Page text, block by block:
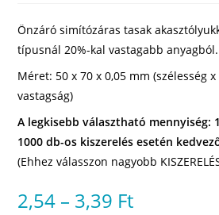
Önzáró simítózáras tasak
típusnál 20%-kal vastagabb anyagból.
Méret: 50 x 70 x 0,05 mm (szélesség
vastagság)
A legkisebb választható mennyiség:
1000 db-os kiszerelés esetén
(Ehhez válasszon nagyobb
2,54 – 3,39 Ft